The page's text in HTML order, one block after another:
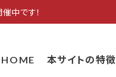
中です！
HOME 本サイトの特徴